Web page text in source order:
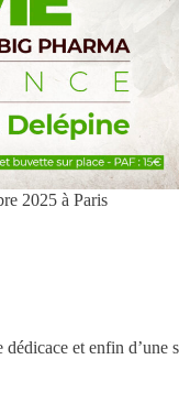
2025 à Paris
et enfin d’une